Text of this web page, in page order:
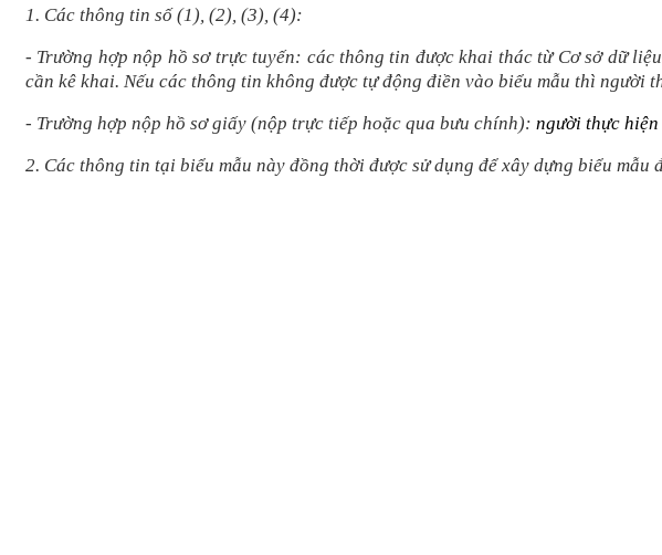
1. Các thông tin số (1), (2), (3), (4):
- Trường hợp nộp hồ sơ trực tuyến: các thông tin được khai thác từ Cơ sở dữ
cần kê khai. Nếu các thông tin không được tự động điền vào biểu mẫu thì người
- Trường hợp nộp hồ sơ giấy (nộp trực tiếp hoặc qua bưu chính): người thực
2. Các thông tin tại biểu mẫu này đồng thời được sử dụng để xây dựng biểu